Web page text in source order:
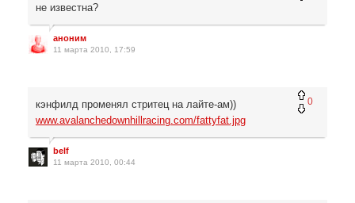
не известна?
аноним
11 марта 2010, 17:59
0
кэнфилд променял стритец на лайте-ам))
www.avalanchedownhillracing.com/fattyfat.jpg
belf
11 марта 2010, 00:44